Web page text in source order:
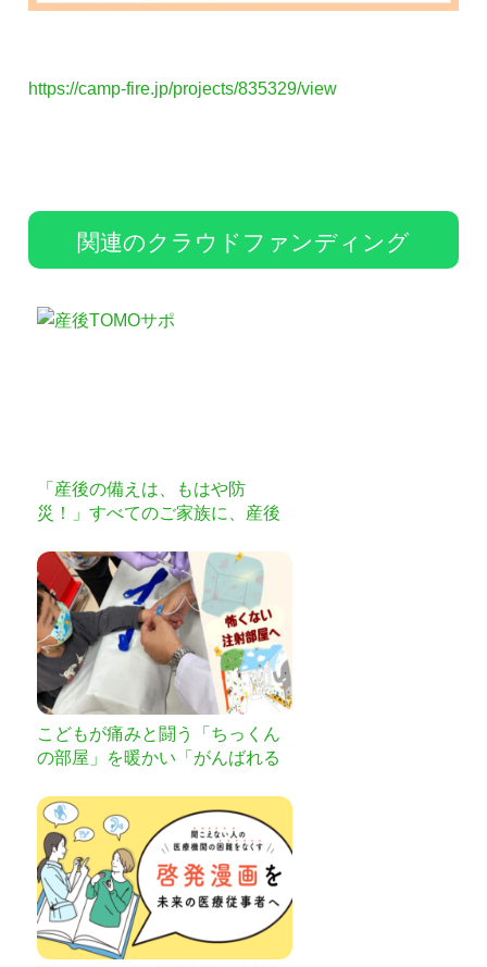
https://camp-fire.jp/projects/835329/view
関連のクラウドファンディング
「産後の備えは、もはや防
災！」すべてのご家族に、産後
こどもが痛みと闘う「ちっくん
の部屋」を暖かい「がんばれる